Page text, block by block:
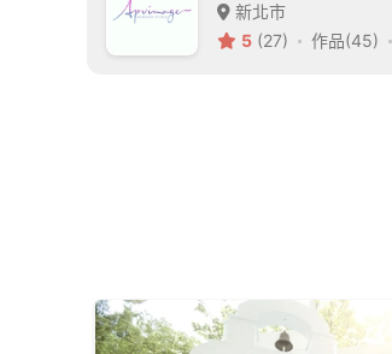
新北市
5 (27) 作品(45)